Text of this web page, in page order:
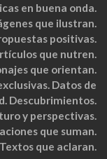
en buena onda.
que ilustran.
positivas.
que nutren.
que orientan.
Datos de
Descubrimientos.
y perspectivas.
que suman.
Textos que aclaran.